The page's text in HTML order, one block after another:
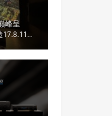
峰呈
声